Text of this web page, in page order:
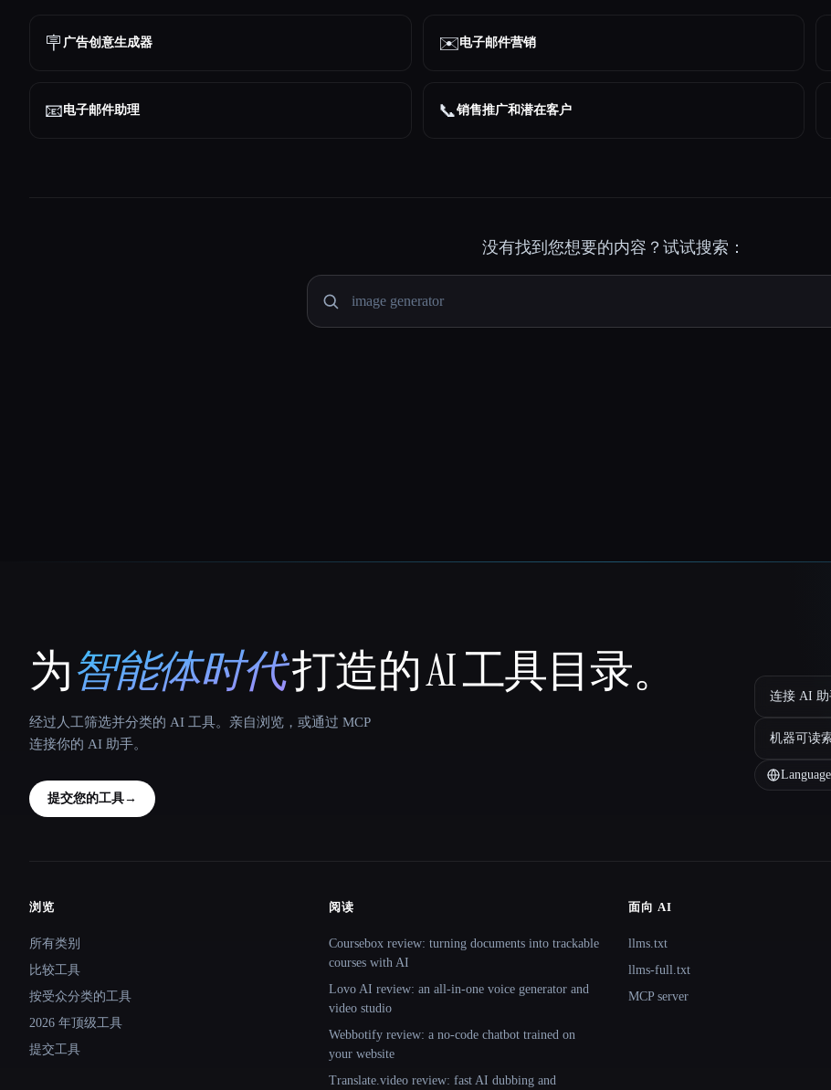
🪧 广告创意生成器 ✉️电子邮件营销
📧电子邮件助理 📞销售推广和潜在客户
没有找到您想要的内容？试试搜索：
That AI Collection
为智能体时代打造的 AI 工具目录。
经过人工筛选并分类的 AI 工具。亲自浏览，或通过 MCP
连接你的 AI 助手。
提交您的工具→
连接 AI 助
机器可读索
Language
Site navigation
浏览
所有类别
比较工具
按受众分类的工具
2026 年顶级工具
提交工具
阅读
Coursebox review: turning documents into trackable
courses with AI
Lovo AI review: an all-in-one voice generator and
video studio
Webbotify review: a no-code chatbot trained on
your website
Translate.video review: fast AI dubbing and
面向 AI
llms.txt
llms-full.txt
MCP server